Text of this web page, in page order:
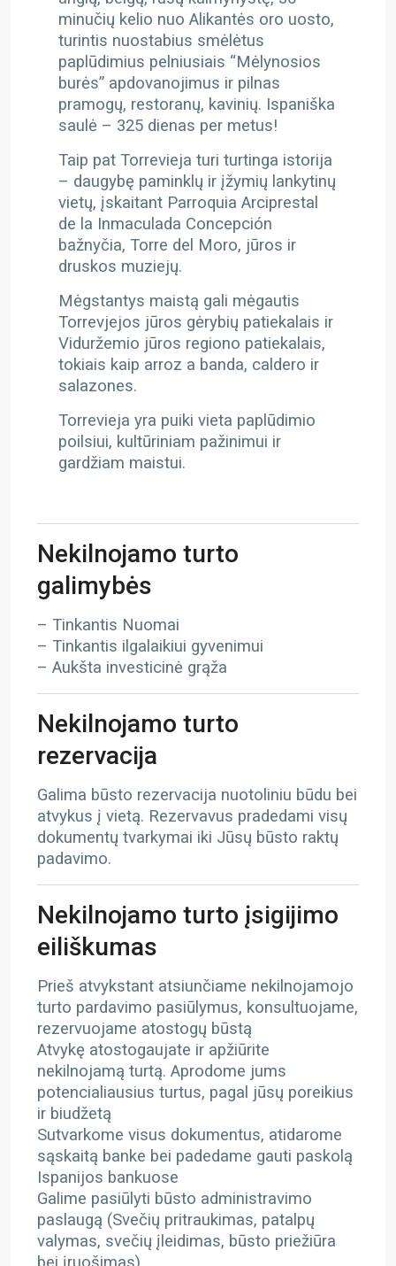
minučių kelio nuo Alikantės oro uosto,
turintis nuostabius smėlėtus
paplūdimius pelniusiais “Mėlynosios
burės” apdovanojimus ir pilnas
pramogų, restoranų, kavinių. Ispaniška
saulė – 325 dienas per metus!
Taip pat Torrevieja turi turtinga istorija
– daugybę paminklų ir įžymių lankytinų
vietų, įskaitant Parroquia Arciprestal
de la Inmaculada Concepción
bažnyčia, Torre del Moro, jūros ir
druskos muziejų.
Mėgstantys maistą gali mėgautis
Torrevjejos jūros gėrybių patiekalais ir
Viduržemio jūros regiono patiekalais,
tokiais kaip arroz a banda, caldero ir
salazones.
Torrevieja yra puiki vieta paplūdimio
poilsiui, kultūriniam pažinimui ir
gardžiam maistui.
Nekilnojamo turto
galimybės
– Tinkantis Nuomai
– Tinkantis ilgalaikiui gyvenimui
– Aukšta investicinė grąža
Nekilnojamo turto
rezervacija
Galima būsto rezervacija nuotoliniu būdu bei
atvykus į vietą. Rezervavus pradedami visų
dokumentų tvarkymai iki Jūsų būsto raktų
padavimo.
Nekilnojamo turto įsigijimo
eiliškumas
Prieš atvykstant atsiunčiame nekilnojamojo
turto pardavimo pasiūlymus, konsultuojame,
rezervuojame atostogų būstą
Atvykę atostogaujate ir apžiūrite
nekilnojamą turtą. Aprodome jums
potencialiausius turtus, pagal jūsų poreikius
ir biudžetą
Sutvarkome visus dokumentus, atidarome
sąskaitą banke bei padedame gauti paskolą
Ispanijos bankuose
Galime pasiūlyti būsto administravimo
paslaugą (Svečių pritraukimas, patalpų
valymas, svečių įleidimas, būsto priežiūra